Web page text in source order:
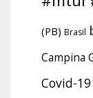
(PB) Brasil
Campina
Covid-19